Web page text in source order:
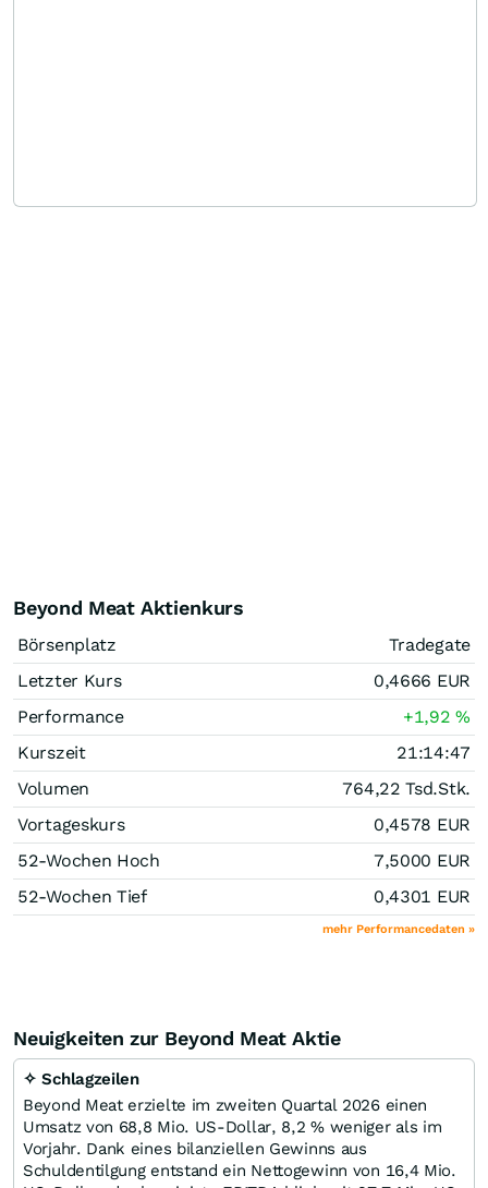
Beyond Meat Aktienkurs
Börsenplatz
Tradegate
Letzter Kurs
0,4666 EUR
Performance
+1,92%
Kurszeit
21:14:47
Volumen
764,22 Tsd.Stk.
Vortageskurs
0,4578 EUR
52-Wochen Hoch
7,5000 EUR
52-Wochen Tief
0,4301 EUR
mehr Performancedaten »
Neuigkeiten zur Beyond Meat Aktie
✧ Schlagzeilen
Beyond Meat erzielte im zweiten Quartal 2026 einen
Umsatz von 68,8 Mio. US-Dollar, 8,2 % weniger als im
Vorjahr. Dank eines bilanziellen Gewinns aus
Schuldentilgung entstand ein Nettogewinn von 16,4 Mio.